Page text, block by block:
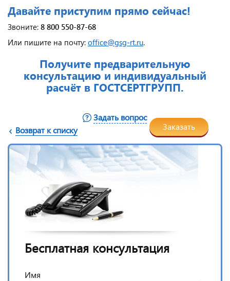
Давайте приступим прямо сейчас!
Звоните: 8 800 550-87-68
Или пишите на почту: office@gsg-rt.ru.
Получите предварительную
консультацию и индивидуальный
расчёт в ГОСТСЕРТГРУПП.
Возврат к списку
Задать вопрос
Заказать
Бесплатная консультация
Имя